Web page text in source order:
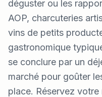
déguster ou les
AOP, charcuteries
vins de petits
gastronomique
se conclure par un
marché pour goûter
place. Réservez